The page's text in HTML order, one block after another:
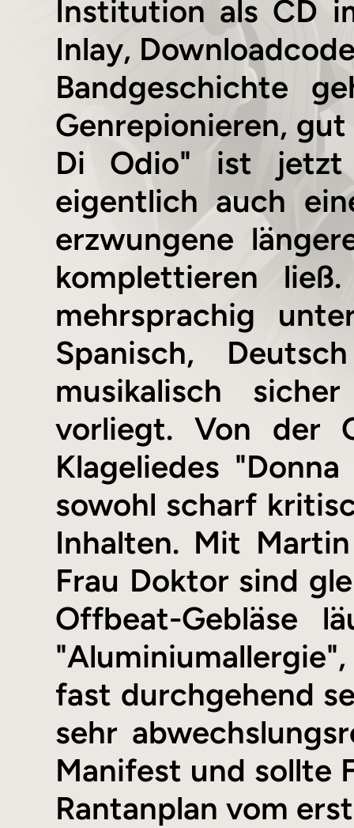
Institution als CD
Inlay,
Bandgeschichte
Genrepionieren,
Di Odio" ist jetzt
eigentlich auch
erzwungene
komplettieren
mehrsprachig
Spanisch,
musikalisch
vorliegt. Von der
Klageliedes
sowohl scharf
Inhalten. Mit
Frau Doktor sind
Offbeat-Gebläse
fast durchgehend
sehr
Manifest und sollte
Rantanplan vom